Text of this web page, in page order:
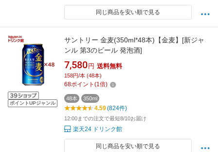
同じ商品を安い順で見る
ポイントUPジャンル
サントリー 金麦(350ml*48本)【金麦】[新ジャ
ンル 第3のビール 発泡酒]
7,580 円 送料無料
158円/本 (48本)
68ポイント (1倍)
48本 350ml
4.59(824件)
12:00までの注文で最短8/10お届け
楽天24 ドリンク館
同じ商品を安い順で見る